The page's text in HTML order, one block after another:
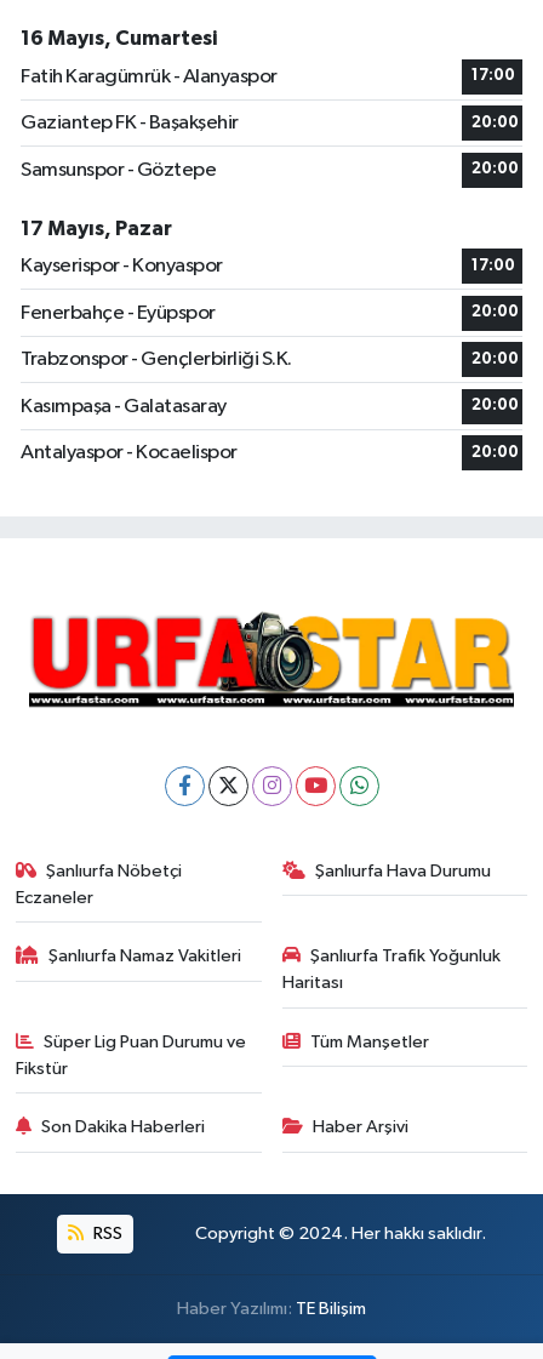
16 Mayıs, Cumartesi
Fatih Karagümrük - Alanyaspor
17:00
Gaziantep FK - Başakşehir 20:00
Samsunspor - Göztepe 20:00
17 Mayıs, Pazar
Kayserispor - Konyaspor
17:00
Fenerbahçe - Eyüpspor 20:00
Trabzonspor - Gençlerbirliği S.K. 20:00
Kasımpaşa - Galatasaray 20:00
Antalyaspor - Kocaelispor 20:00
Şanlıurfa Nöbetçi
Eczaneler
Şanlıurfa Hava Durumu
Şanlıurfa Namaz Vakitleri
Şanlıurfa Trafik Yoğunluk
Haritası
Süper Lig Puan Durumu ve
Fikstür
Tüm Manşetler
Son Dakika Haberleri Haber Arşivi
RSS Copyright © 2024. Her hakkı saklıdır.
Haber Yazılımı: TE Bilişim